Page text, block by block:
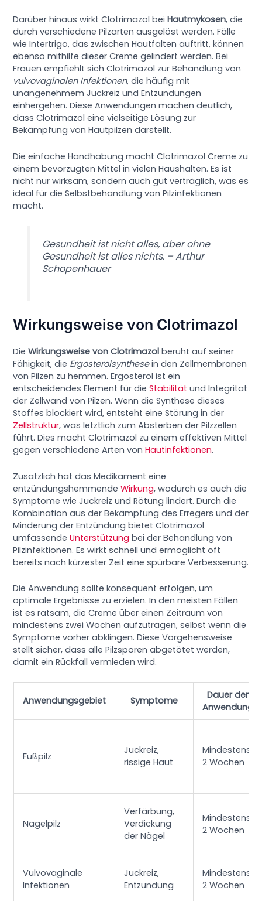
Darüber hinaus wirkt Clotrimazol beiHautmykosen, die
durch verschiedene Pilzarten ausgelöst werden. Fälle
wie Intertrigo, das zwischen Hautfalten auftritt, können
ebenso mithilfe dieser Creme gelindert werden. Bei
Frauen empfiehlt sich Clotrimazol zur Behandlung von
vulvovaginalen Infektionen, die häufig mit
unangenehmem Juckreiz und Entzündungen
einhergehen. Diese Anwendungen machen deutlich,
dass Clotrimazol eine vielseitige Lösung zur
Bekämpfung von Hautpilzen darstellt.
Die einfache Handhabung macht Clotrimazol Creme zu
einem bevorzugten Mittel in vielen Haushalten. Es ist
nicht nur wirksam, sondern auch gut verträglich, was es
ideal für die Selbstbehandlung von Pilzinfektionen
macht.
Gesundheit ist nicht alles, aber ohne
Gesundheit ist alles nichts. – Arthur
Schopenhauer
Wirkungsweise von Clotrimazol
DieWirkungsweise von Clotrimazol beruht auf seiner
Fähigkeit, die Ergosterolsynthesein den Zellmembranen
von Pilzen zu hemmen. Ergosterol ist ein
entscheidendes Element für dieStabilität und Integrität
der Zellwand von Pilzen. Wenn die Synthese dieses
Stoffes blockiert wird, entsteht eine Störung in der
Zellstruktur, was letztlich zum Absterben der Pilzzellen
führt. Dies macht Clotrimazol zu einem effektiven Mittel
gegen verschiedene Arten vonHautinfektionen.
Zusätzlich hat das Medikament eine
entzündungshemmendeWirkung, wodurch es auch die
Symptome wie Juckreiz und Rötung lindert. Durch die
Kombination aus der Bekämpfung des Erregers und der
Minderung der Entzündung bietet Clotrimazol
umfassendeUnterstützung bei der Behandlung von
Pilzinfektionen. Es wirkt schnell und ermöglicht oft
bereits nach kürzester Zeit eine spürbare Verbesserung.
Die Anwendung sollte konsequent erfolgen, um
optimale Ergebnisse zu erzielen. In den meisten Fällen
ist es ratsam, die Creme über einen Zeitraum von
mindestens zwei Wochen aufzutragen, selbst wenn die
Symptome vorher abklingen. Diese Vorgehensweise
stellt sicher, dass alle Pilzsporen abgetötet werden,
damit ein Rückfall vermieden wird.
Anwendungsgebiet Symptome
Dauer der
Anwendung
Fußpilz
Juckreiz,
rissige Haut
Mindestens
2 Wochen
Nagelpilz
Verfärbung,
Verdickung
der Nägel
Mindestens
2 Wochen
Vulvovaginale
Infektionen
Juckreiz,
Entzündung
Mindestens
2 Wochen